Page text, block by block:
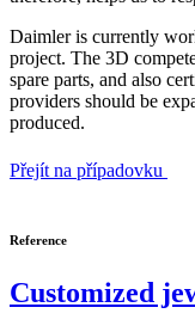
Daimler is currently
project. The 3D
spare parts, and also
providers should be
produced.
Přejít na případovku
Reference
Customized